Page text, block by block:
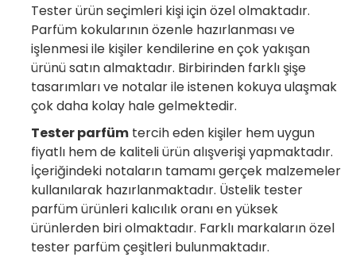
Tester ürün seçimleri kişi için özel olmaktadır.
Parfüm kokularının özenle hazırlanması ve
işlenmesi ile kişiler kendilerine en çok yakışan
ürünü satın almaktadır. Birbirinden farklı şişe
tasarımları ve notalar ile istenen kokuya ulaşmak
çok daha kolay hale gelmektedir.
Tester parfüm tercih eden kişiler hem uygun
fiyatlı hem de kaliteli ürün alışverişi yapmaktadır.
İçeriğindeki notaların tamamı gerçek malzemeler
kullanılarak hazırlanmaktadır. Üstelik tester
parfüm ürünleri kalıcılık oranı en yüksek
ürünlerden biri olmaktadır. Farklı markaların özel
tester parfüm çeşitleri bulunmaktadır.